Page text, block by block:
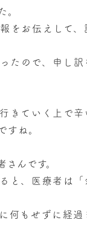
。
をお伝えして、
たので、申し訳
きていく上で辛
すね。
さんです。
と、医療者は「
何もせずに経過